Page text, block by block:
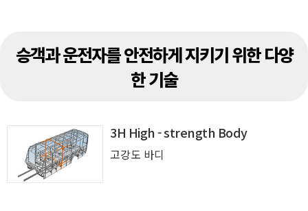
승객과 운전자를 안전하게 지키기 위한 다양
한 기술
3H High - strength Body
고강도 바디